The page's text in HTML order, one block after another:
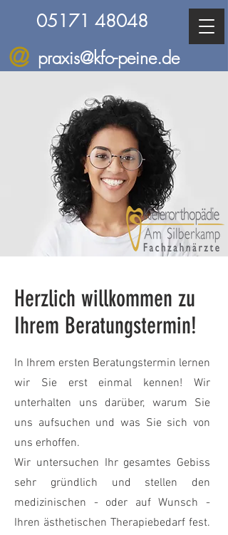
05171 48048
@ praxis@kfo-peine.de
Herzlich willkommen zu
Ihrem Beratungstermin!
In Ihrem ersten Beratungstermin lernen
wir Sie erst einmal kennen! Wir
unterhalten uns darüber, warum Sie
uns aufsuchen und was Sie sich von
uns erhoffen.
Wir untersuchen Ihr gesamtes Gebiss
sehr gründlich und stellen den
medizinischen - oder auf Wunsch -
Ihren ästhetischen Therapiebedarf fest.